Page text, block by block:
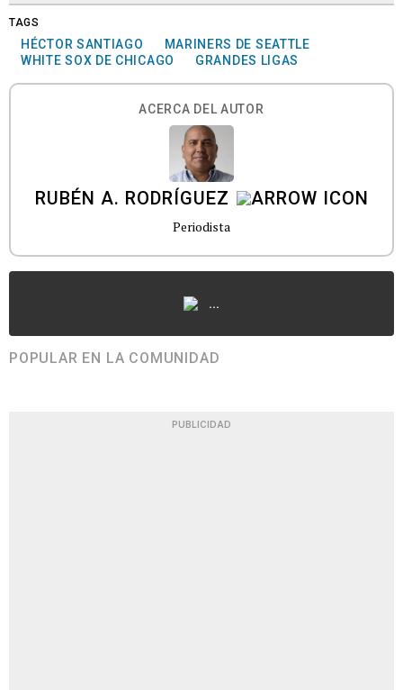
TAGS
HÉCTOR SANTIAGO
MARINERS DE SEATTLE
WHITE SOX DE CHICAGO
GRANDES LIGAS
ACERCA DEL AUTOR
RUBÉN A. RODRÍGUEZ
Periodista
...
POPULAR EN LA COMUNIDAD
PUBLICIDAD